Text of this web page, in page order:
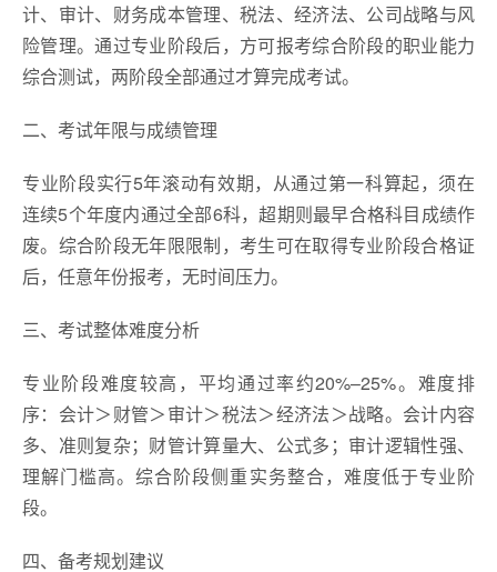
计、审计、财务成本管理、税法、经济法、公司战略与风
险管理。通过专业阶段后，方可报考综合阶段的职业能力
综合测试，两阶段全部通过才算完成考试。
二、考试年限与成绩管理
专业阶段实行5年滚动有效期，从通过第一科算起，须在
连续5个年度内通过全部6科，超期则最早合格科目成绩作
废。综合阶段无年限限制，考生可在取得专业阶段合格证
后，任意年份报考，无时间压力。
三、考试整体难度分析
专业阶段难度较高，平均通过率约20%–25%。难度排
序：会计＞财管＞审计＞税法＞经济法＞战略。会计内容
多、准则复杂；财管计算量大、公式多；审计逻辑性强、
理解门槛高。综合阶段侧重实务整合，难度低于专业阶
段。
四、备考规划建议